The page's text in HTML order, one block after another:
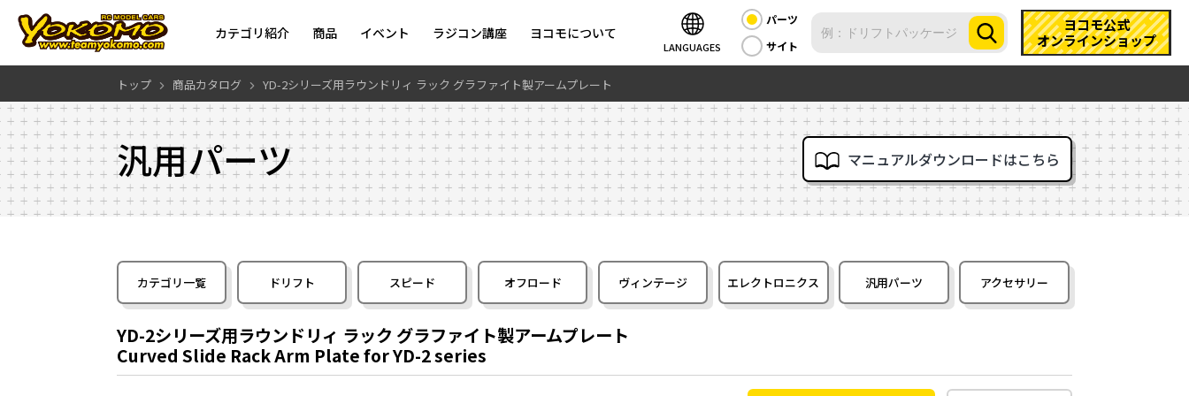
カテゴリ紹介 商品 イベント ラジコン講座 ヨコモについて
LANGUAGES
パーツ
サイト
ヨコモ公式
オンラインショップ
トップ 商品カタログ YD-2シリーズ用ラウンドリィ ラック グラファイト製アームプレート
汎用パーツ マニュアルダウンロードはこちら
カテゴリ一覧 ドリフト スピード オフロード ヴィンテージ エレクトロニクス 汎用パーツ アクセサリー
YD-2シリーズ用ラウンドリィ ラック グラファイト製アームプレート
Curved Slide Rack Arm Plate for YD-2 series